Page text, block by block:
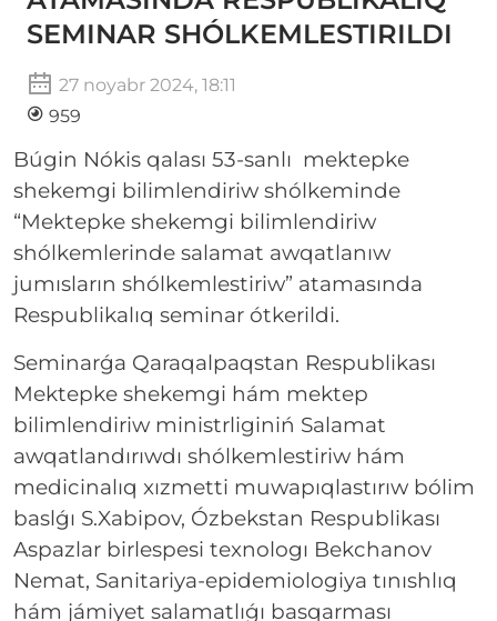
SEMINAR SHÓLKEMLESTIRILDI
27 noyabr 2024, 18:11
959
Búgin Nókis qalası 53-sanlı mektepke
shekemgi bilimlendiriw shólkeminde
“Mektepke shekemgi bilimlendiriw
shólkemlerinde salamat awqatlanıw
jumısların shólkemlestiriw” atamasında
Respublikalıq seminar ótkerildi.
Seminarǵa Qaraqalpaqstan Respublikası
Mektepke shekemgi hám mektep
bilimlendiriw ministrliginiń Salamat
awqatlandırıwdı shólkemlestiriw hám
medicinalıq xızmetti muwapıqlastırıw bólim
baslǵı S.Xabipov, Ózbekstan Respublikası
Aspazlar birlespesi texnologı Bekchanov
Nemat, Sanitariya-epidemiologiya tınıshlıq
hám jámiyet salamatlıǵı basqarması